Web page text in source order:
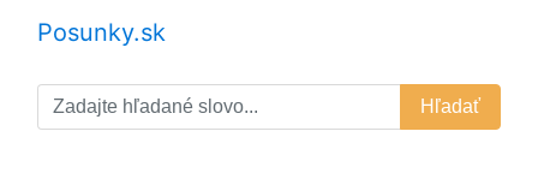
Posunky.sk
Hľadať